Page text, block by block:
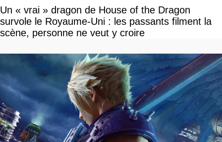
Un « vrai » dragon de House of the Dragon
survole le Royaume-Uni : les passants filment la
scène, personne ne veut y croire